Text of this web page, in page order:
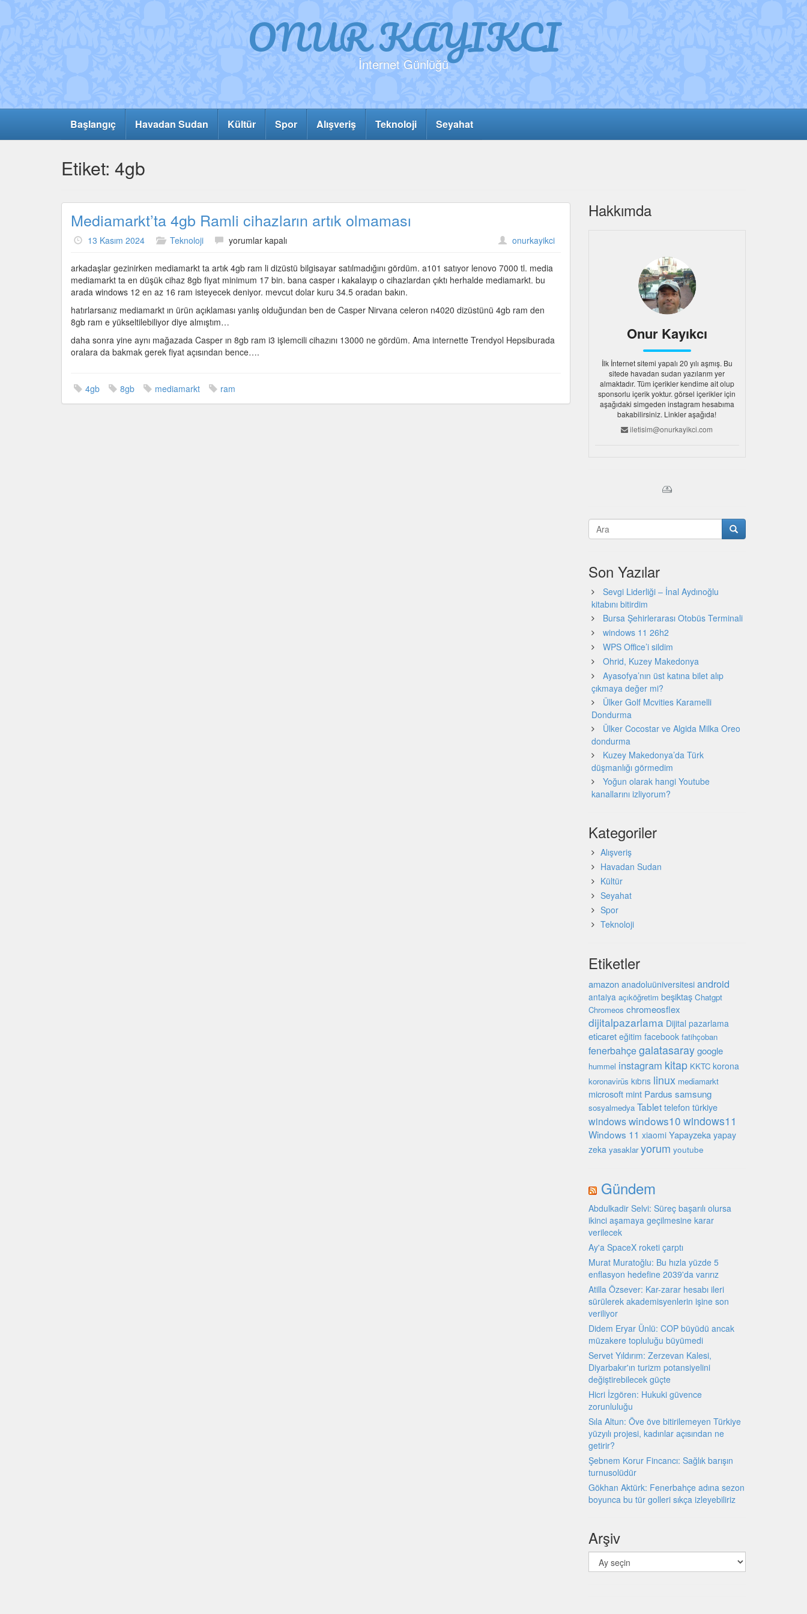
ONUR KAYIKCI
İnternet Günlüğü
Başlangıç Havadan Sudan Kültür Spor Alışveriş Teknoloji Seyahat
Etiket: 4gb
Mediamarkt’ta 4gb Ramli cihazların artık olmaması
13 Kasım 2024 Teknoloji
Mediamarkt’ta
Ramli
cihazların
artık
olmaması
için
yorumlar kapalı onurkayikci
arkadaşlar gezinirken mediamarkt ta artık 4gb ram li dizüstü bilgisayar satılmadığını gördüm. a101 satıyor lenovo 7000 tl. media
mediamarkt ta en düşük cihaz 8gb fiyat minimum 17 bin. bana casper ı kakalayıp o cihazlardan çıktı herhalde mediamarkt. bu
arada windows 12 en az 16 ram isteyecek deniyor. mevcut dolar kuru 34.5 oradan bakın.
hatırlarsanız mediamarkt ın ürün açıklaması yanlış olduğundan ben de Casper Nirvana celeron n4020 dizüstünü 4gb ram den
8gb ram e yükseltilebiliyor diye almıştım…
daha sonra yine aynı mağazada Casper ın 8gb ram i3 işlemcili cihazını 13000 ne gördüm. Ama internette Trendyol Hepsiburada
oralara da bakmak gerek fiyat açısından bence….
4gb 8gb mediamarkt ram
Hakkımda
Onur Kayıkcı
İlk İnternet sitemi yapalı 20 yılı aşmış. Bu
sitede havadan sudan yazılarım yer
almaktadır. Tüm içerikler kendime ait olup
sponsorlu içerik yoktur. görsel içerikler için
aşağıdaki simgeden instagram hesabıma
bakabilirsiniz. Linkler aşağıda!
iletisim@onurkayikci.com
Son Yazılar
Sevgi Liderliği – İnal Aydınoğlu
kitabını bitirdim
Bursa Şehirlerarası Otobüs Terminali
windows 11 26h2
WPS Office’i sildim
Ohrid, Kuzey Makedonya
Ayasofya’nın üst katına bilet alıp
çıkmaya değer mi?
Ülker Golf Mcvities Karamelli
Dondurma
Ülker Cocostar ve Algida Milka Oreo
dondurma
Kuzey Makedonya’da Türk
düşmanlığı görmedim
Yoğun olarak hangi Youtube
kanallarını izliyorum?
Kategoriler
Alışveriş
Havadan Sudan
Kültür
Seyahat
Spor
Teknoloji
Etiketler
amazon anadoluüniversitesi android
antalya açıköğretim beşiktaş Chatgpt
Chromeos chromeosflex
dijitalpazarlama Dijital pazarlama
eticaret eğitim facebook fatihçoban
fenerbahçegalatasaray google
hummel instagram kitap KKTC korona
koronavirüs kıbrıs linux mediamarkt
microsoft mint Pardus samsung
sosyalmedya Tablet telefon türkiye
windowswindows10 windows11
Windows 11 xiaomi Yapayzeka yapay
zeka yasaklar yorum youtube
Gündem
Abdulkadir Selvi: Süreç başarılı olursa
ikinci aşamaya geçilmesine karar
verilecek
Ay'a SpaceX roketi çarptı
Murat Muratoğlu: Bu hızla yüzde 5
enflasyon hedefine 2039'da varırız
Atilla Özsever: Kar-zarar hesabı ileri
sürülerek akademisyenlerin işine son
veriliyor
Didem Eryar Ünlü: COP büyüdü ancak
müzakere topluluğu büyümedi
Servet Yıldırım: Zerzevan Kalesi,
Diyarbakır'ın turizm potansiyelini
değiştirebilecek güçte
Hicri İzgören: Hukuki güvence
zorunluluğu
Sıla Altun: Öve öve bitirilemeyen Türkiye
yüzyılı projesi, kadınlar açısından ne
getirir?
Şebnem Korur Fincancı: Sağlık barışın
turnusolüdür
Gökhan Aktürk: Fenerbahçe adına sezon
boyunca bu tür golleri sıkça izleyebiliriz
Arşiv
Arşiv